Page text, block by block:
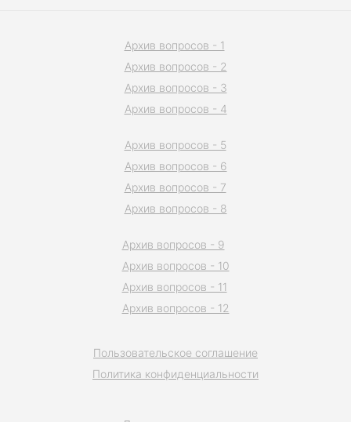
Пользовательское соглашение
Политика конфиденциальности
Архив вопросов - 1
Архив вопросов - 2
Архив вопросов - 3
Архив вопросов - 4
Архив вопросов - 5
Архив вопросов - 6
Архив вопросов - 7
Архив вопросов - 8
Архив вопросов - 9
Архив вопросов - 10
Архив вопросов - 11
Архив вопросов - 12